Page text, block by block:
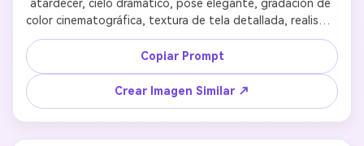
atardecer, cielo dramático, pose elegante, gradación de
color cinematográfica, textura de tela detallada, realismo
de fotografía de boda de alta gama
Copiar Prompt
Crear Imagen Similar ↗